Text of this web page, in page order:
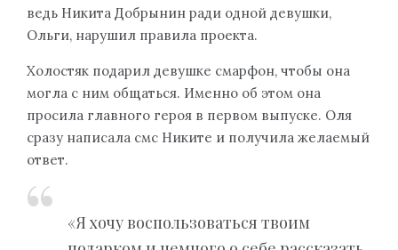
ведь Никита Добрынин ради одной девушки,
Ольги, нарушил правила проекта.
Холостяк подарил девушке смарфон, чтобы она
могла с ним общаться. Именно об этом она
просила главного героя в первом выпуске. Оля
сразу написала смс Никите и получила желаемый
ответ.
«Я хочу воспользоваться твоим